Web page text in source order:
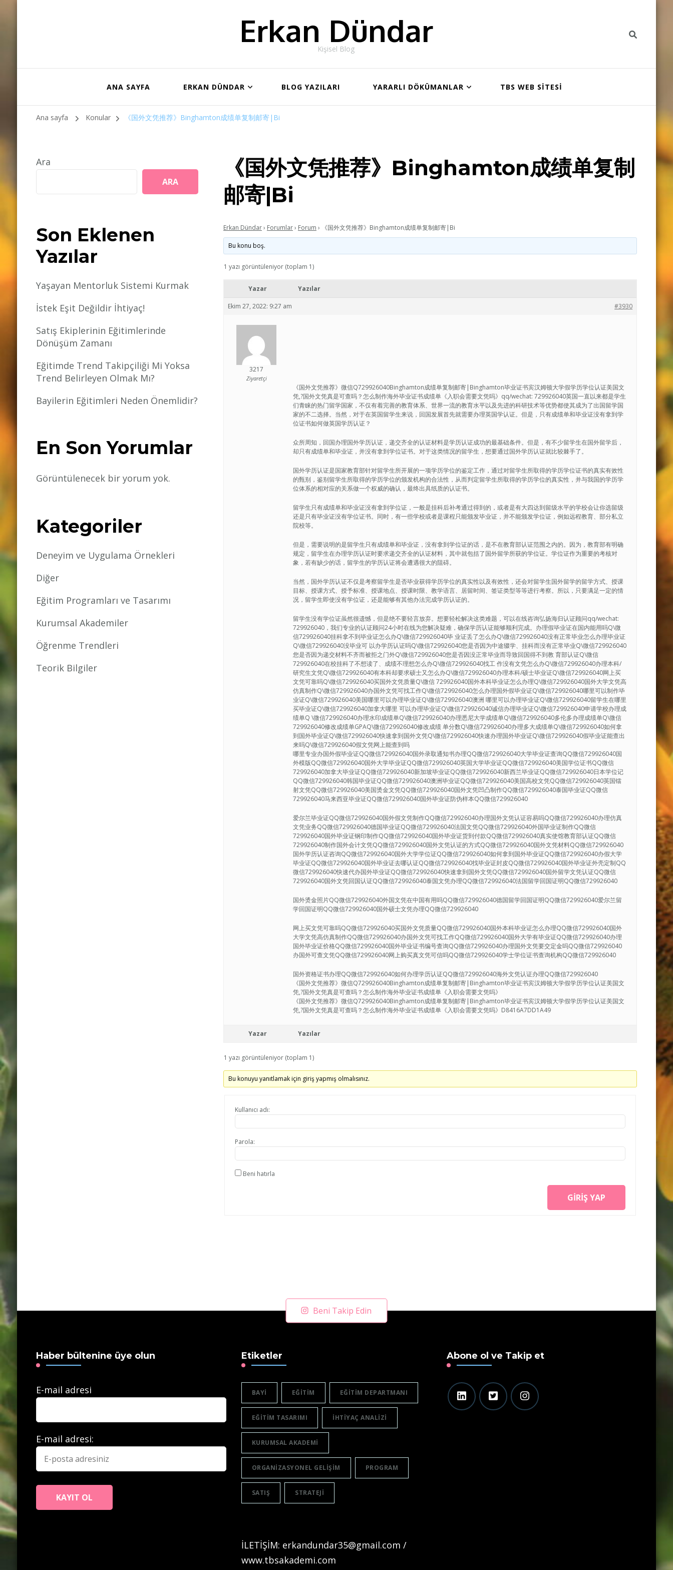
Erkan Dündar
Kişisel Blog
ANA SAYFA ERKAN DÜNDAR BLOG YAZILARI YARARLI DÖKÜMANLAR TBS WEB SİTESİ
Ana sayfa Konular 《国外文凭推荐》Binghamton成绩单复制邮寄|Bi
《国外文凭推荐》Binghamton成绩单复制
邮寄|Bi
Erkan Dündar› Forumlar› Forum › 《国外文凭推荐》Binghamton成绩单复制邮寄|Bi
Bu konu boş.
1 yazı görüntüleniyor (toplam 1)
Yazar Yazılar
Ekim 27, 2022: 9:27 am #3930
3217
Ziyaretçi
《国外文凭推荐》微信Q729926040Binghamton成绩单复制邮寄|Binghamton毕业证书宾汉姆顿大学假学历学位认证美国文
凭,?国外文凭真是可查吗？怎么制作海外毕业证书成绩单《入职会需要文凭吗》qq/wechat: 729926040英国一直以来都是学生
们青睐的热门留学国家，不仅有着完善的教育体系、世界一流的教育水平以及先进的科研技术等优势都使其成为了出国留学国
家的不二选择。当然，对于在英国留学生来说，回国发展首先就需要办理英国学认证。但是，只有成绩单和毕业证没有拿到学
位证书如何做英国学历认证？
众所周知，回国办理国外学历认证，递交齐全的认证材料是学历认证成功的最基础条件。但是，有不少留学生在国外留学后，
却只有成绩单和毕业证，并没有拿到学位证书。对于这类情况的留学生，想要通过国外学历认证就比较棘手了。
国外学历认证是国家教育部针对留学生所开展的一项学历学位的鉴定工作，通过对留学生所取得的学历学位证书的真实有效性
的甄别，鉴别留学生所取得的学历学位的颁发机构的合法性，从而判定留学生所取得的学历学位的真实性，并与我国的学历学
位体系的相对应的关系做一个权威的确认，最终出具纸质的认证书。
留学生只有成绩单和毕业证没有拿到学位证，一般是挂科后补考通过得到的，或者是有大四达到留级水平的学校会让你选留级
还是只有毕业证没有学位证书。同时，有一些学校或者是课程只能颁发毕业证，并不能颁发学位证，例如远程教育、部分私立
院校等。
但是，需要说明的是留学生只有成绩单和毕业证，没有拿到学位证的话，是不在教育部认证范围之内的。因为，教育部有明确
规定，留学生在办理学历认证时要求递交齐全的认证材料，其中就包括了国外留学所获的学位证。学位证作为重要的考核对
象，若有缺少的话，留学生的学历认证将会遭遇很大的阻碍。
当然，国外学历认证不仅是考察留学生是否毕业获得学历学位的真实性以及有效性，还会对留学生国外留学的留学方式、授课
目标、授课方式、授予标准、授课地点、授课时限、教学语言、居留时间、签证类型等等进行考察。所以，只要满足一定的情
况，留学生即使没有学位证，还是能够有其他办法完成学历认证的。
留学生没有学位证虽然很遗憾，但是绝不要轻言放弃。想要轻松解决这类难题，可以在线咨询弘扬海归认证顾问qq/wechat:
729926040，我们专业的认证顾问24小时在线为您解决疑难，确保学历认证能够顺利完成。办理假毕业证在国内能用吗Q\微
信729926040挂科拿不到毕业证怎么办Q\微信729926040毕 业证丢了怎么办Q\微信729926040没有正常毕业怎么办理毕业证
Q\微信729926040没毕业可 以办学历认证吗Q\微信729926040您是否因为中途辍学、挂科而没有正常毕业Q\微信729926040
您是否因为递交材料不齐而被拒之门外Q\微信729926040您是否因没正常毕业而导致回国得不到教 育部认证Q\微信
729926040在校挂科了不想读了、成绩不理想怎么办Q\微信729926040找工 作没有文凭怎么办Q\微信729926040办理本科/
研究生文凭Q\微信729926040有本科却要求硕士又怎么办Q\微信729926040办理本科/硕士毕业证Q\微信729926040网上买
文凭可靠吗Q\微信729926040买国外文凭质量Q\微信 729926040国外本科毕业证怎么办理Q\微信729926040国外大学文凭高
仿真制作Q\微信729926040办国外文凭可找工作Q\微信729926040怎么办理国外假毕业证Q\微信729926040哪里可以制作毕
业证Q\微信729926040美国哪里可以办理毕业证Q\微信729926040澳洲 哪里可以办理毕业证Q\微信729926040留学生在哪里
买毕业证Q\微信729926040加拿大哪里 可以办理毕业证Q\微信729926040诚信办理毕业证Q\微信729926040申请学校办理成
绩单Q \微信729926040办理水印成绩单Q\微信729926040办理悉尼大学成绩单Q\微信729926040多伦多办理成绩单Q\微信
729926040修改成绩单GPAQ\微信729926040修改成绩 单分数Q\微信729926040办理多大成绩单Q\微信729926040如何拿
到国外毕业证Q\微信729926040快速拿到国外文凭Q\微信729926040快速办理国外毕业证Q\微信729926040假毕业证能查出
来吗Q\微信729926040假文凭网上能查到吗
哪里专业办国外假毕业证QQ微信729926040国外录取通知书办理QQ微信729926040大学毕业证查询QQ微信729926040国
外模版QQ微信729926040国外大学毕业证QQ微信729926040英国大学毕业证QQ微信729926040美国学位证书QQ微信
729926040加拿大毕业证QQ微信729926040新加坡毕业证QQ微信729926040新西兰毕业证QQ微信729926040日本学位记
QQ微信729926040韩国毕业证QQ微信729926040澳洲毕业证QQ微信729926040美国高校文凭QQ微信729926040英国镭
射文凭QQ微信729926040美国烫金文凭QQ微信729926040国外文凭凹凸制作QQ微信729926040泰国毕业证QQ微信
729926040马来西亚毕业证QQ微信729926040国外毕业证防伪样本QQ微信729926040
爱尔兰毕业证QQ微信729926040国外假文凭制作QQ微信729926040办理国外文凭认证容易吗QQ微信729926040办理仿真
文凭业务QQ微信729926040德国毕业证QQ微信729926040法国文凭QQ微信729926040外国毕业证制作QQ微信
729926040国外毕业证钢印制作QQ微信729926040国外毕业证货到付款QQ微信729926040真实使馆教育部认证QQ微信
729926040制作国外会计文凭QQ微信729926040国外文凭认证的方式QQ微信729926040国外文凭材料QQ微信729926040
国外学历认证咨询QQ微信729926040国外大学学位证QQ微信729926040如何拿到国外毕业证QQ微信729926040办假大学
毕业证QQ微信729926040国外毕业证去哪认证QQ微信729926040找毕业证封皮QQ微信729926040国外毕业证外壳定制QQ
微信729926040快速代办国外毕业证QQ微信729926040快速拿到国外文凭QQ微信729926040国外留学文凭认证QQ微信
729926040国外文凭回国认证QQ微信729926040泰国文凭办理QQ微信729926040法国留学回国证明QQ微信729926040
国外烫金照片QQ微信729926040外国文凭在中国有用吗QQ微信729926040德国留学回国证明QQ微信729926040爱尔兰留
学回国证明QQ微信729926040国外硕士文凭办理QQ微信729926040
网上买文凭可靠吗QQ微信729926040买国外文凭质量QQ微信729926040国外本科毕业证怎么办理QQ微信729926040国外
大学文凭高仿真制作QQ微信729926040办国外文凭可找工作QQ微信729926040国外大学有毕业证QQ微信729926040办理
国外毕业证价格QQ微信729926040国外毕业证书编号查询QQ微信729926040办理国外文凭要交定金吗QQ微信729926040
办国外可查文凭QQ微信729926040网上购买真文凭可信吗QQ微信729926040学士学位证书查询机构QQ微信729926040
国外资格证书办理QQ微信729926040如何办理学历认证QQ微信729926040海外文凭认证办理QQ微信729926040
《国外文凭推荐》微信Q729926040Binghamton成绩单复制邮寄|Binghamton毕业证书宾汉姆顿大学假学历学位认证美国文
凭,?国外文凭真是可查吗？怎么制作海外毕业证书成绩单《入职会需要文凭吗》
《国外文凭推荐》微信Q729926040Binghamton成绩单复制邮寄|Binghamton毕业证书宾汉姆顿大学假学历学位认证美国文
凭,?国外文凭真是可查吗？怎么制作海外毕业证书成绩单《入职会需要文凭吗》D8416A7DD1A49
Yazar Yazılar
1 yazı görüntüleniyor (toplam 1)
Bu konuyu yanıtlamak için giriş yapmış olmalısınız.
Kullanıcı adı:
Parola:
Beni hatırla
GIRIŞ YAP
Ara
ARA
Son Eklenen
Yazılar
Yaşayan Mentorluk Sistemi Kurmak
İstek Eşit Değildir İhtiyaç!
Satış Ekiplerinin Eğitimlerinde
Dönüşüm Zamanı
Eğitimde Trend Takipçiliği Mi Yoksa
Trend Belirleyen Olmak Mı?
Bayilerin Eğitimleri Neden Önemlidir?
En Son Yorumlar
Görüntülenecek bir yorum yok.
Kategoriler
Deneyim ve Uygulama Örnekleri
Diğer
Eğitim Programları ve Tasarımı
Kurumsal Akademiler
Öğrenme Trendleri
Teorik Bilgiler
Beni Takip Edin
Haber bültenine üye olun
E-mail adresi
E-mail adresi:
Etiketler
BAYI EĞITIM EĞITIM DEPARTMANI
EĞITIM TASARIMI IHTIYAÇ ANALIZI
KURUMSAL AKADEMI
ORGANIZASYONEL GELIŞIM PROGRAM
SATIŞ STRATEJI
İLETİŞİM: erkandundar35@gmail.com /
www.tbsakademi.com
Abone ol ve Takip et